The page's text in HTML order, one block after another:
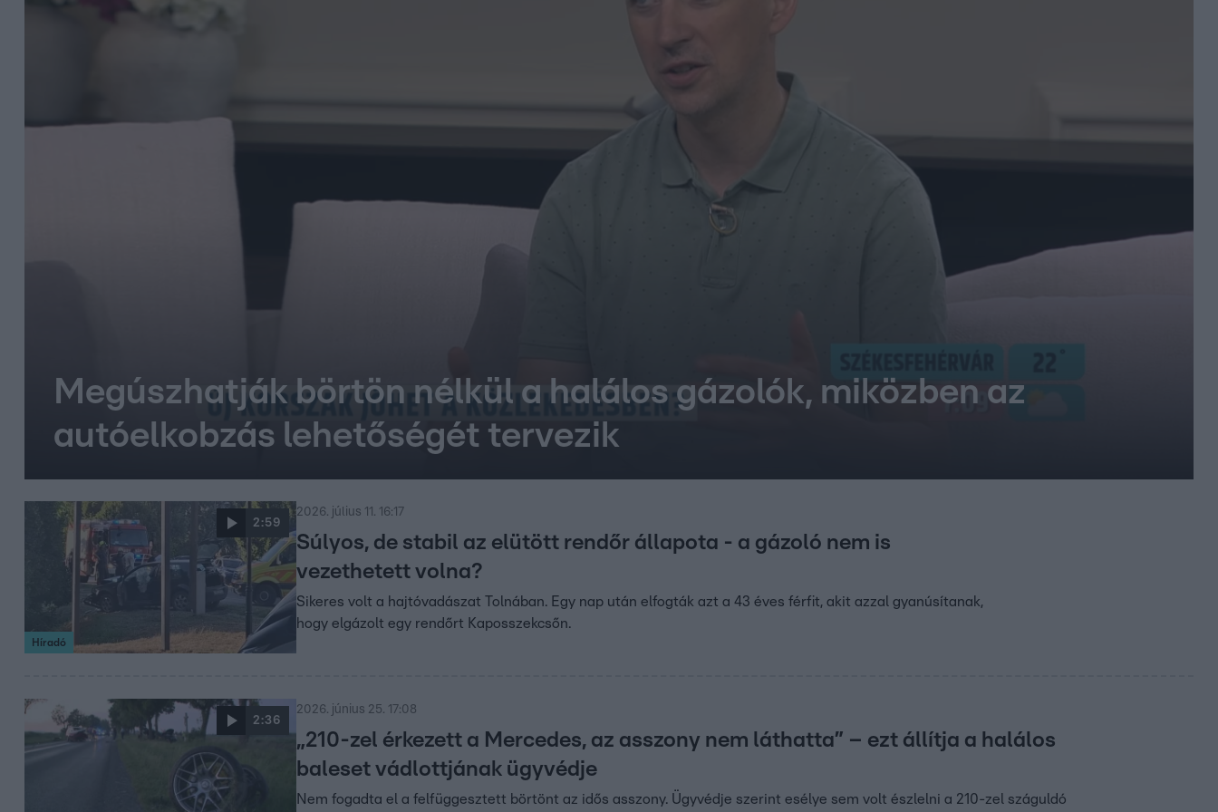
Megúszhatják börtön nélkül a halálos gázolók, miközben az
autóelkobzás lehetőségét tervezik
2:59
Híradó
2026. július 11. 16:17
Súlyos, de stabil az elütött rendőr állapota - a gázoló nem is
vezethetett volna?
Sikeres volt a hajtóvadászat Tolnában. Egy nap után elfogták azt a 43 éves férfit, akit azzal gyanúsítanak,
hogy elgázolt egy rendőrt Kaposszekcsőn.
2:36
2026. június 25. 17:08
„210-zel érkezett a Mercedes, az asszony nem láthatta” – ezt állítja a halálos
baleset vádlottjának ügyvédje
Nem fogadta el a felfüggesztett börtönt az idős asszony. Ügyvédje szerint esélye sem volt észlelni a 210-zel száguldó